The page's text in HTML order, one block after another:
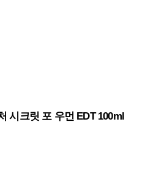
시크릿 포 우먼 EDT 100ml